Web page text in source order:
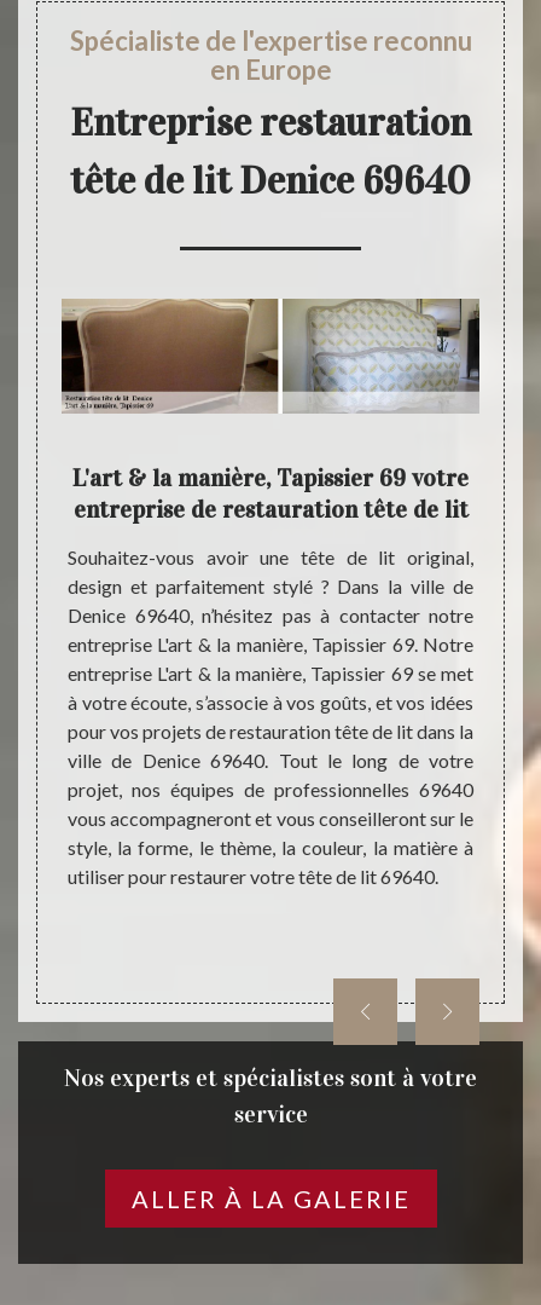
Spécialiste de l'expertise reconnu
en Europe
Entreprise restauration
tête de lit Denice 69640
la
que
est
vous
ce
de
en
ne
L'art & la manière, Tapissier 69 votre
entreprise de restauration tête de lit
Souhaitez-vous avoir une tête de lit original,
design et parfaitement stylé ? Dans la ville de
Denice 69640, n’hésitez pas à contacter notre
entreprise L'art & la manière, Tapissier 69. Notre
entreprise L'art & la manière, Tapissier 69 se met
à votre écoute, s’associe à vos goûts, et vos idées
pour vos projets de restauration tête de lit dans la
ville de Denice 69640. Tout le long de votre
projet, nos équipes de professionnelles 69640
vous accompagneront et vous conseilleront sur le
style, la forme, le thème, la couleur, la matière à
utiliser pour restaurer votre tête de lit 69640.
Si
tête
la
pour
type
votre
Nos experts et spécialistes sont à votre
service
ALLER À LA GALERIE